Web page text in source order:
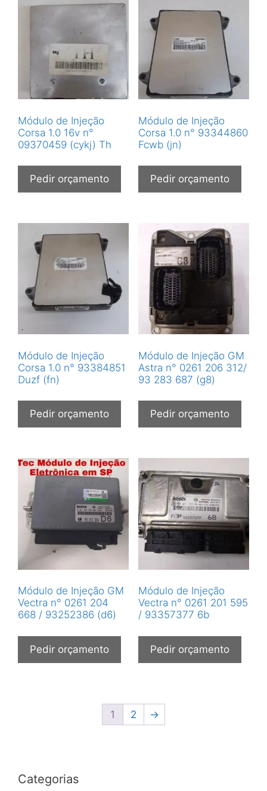
Módulo de Injeção
Corsa 1.0 16v n°
09370459 (cykj) Th
Pedir orçamento
Módulo de Injeção
Corsa 1.0 n° 93344860
Fcwb (jn)
Pedir orçamento
Módulo de Injeção
Corsa 1.0 n° 93384851
Duzf (fn)
Pedir orçamento
Módulo de Injeção GM
Astra n° 0261 206 312/
93 283 687 (g8)
Pedir orçamento
Módulo de Injeção GM
Vectra n° 0261 204
668 / 93252386 (d6)
Pedir orçamento
Módulo de Injeção
Vectra n° 0261 201 595
/ 93357377 6b
Pedir orçamento
1 2 →
Categorias